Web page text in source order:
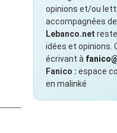
opinions et/ou
accompagnées
Lebanco.net
idées et opinions.
écrivant à
Fanico : espace
en malinké